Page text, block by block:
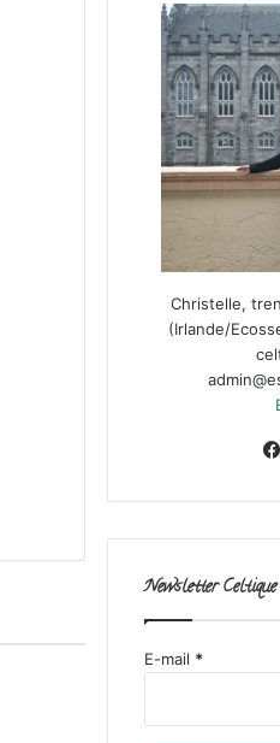
Christelle,
(Irlande/
Newsletter Celtique
E-mail *